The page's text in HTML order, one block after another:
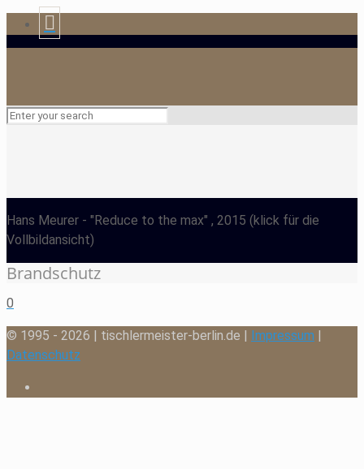
Hans Meurer - "Reduce to the max" , 2015 (klick für die
Vollbildansicht)
Brandschutz
0
© 1995 - 2026 | tischlermeister-berlin.de | Impressum
Datenschutz